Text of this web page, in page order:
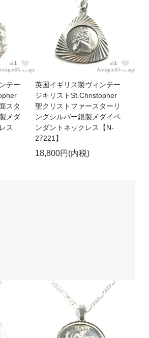
テー
スタ
メダ
ス
英国イギリス製ヴィンテー
ジキリストSt.Christopher
聖クリストファースターリ
ングシルバー銀製メダイペ
ンダントネックレス【N-
27221】
18,800円(内税)